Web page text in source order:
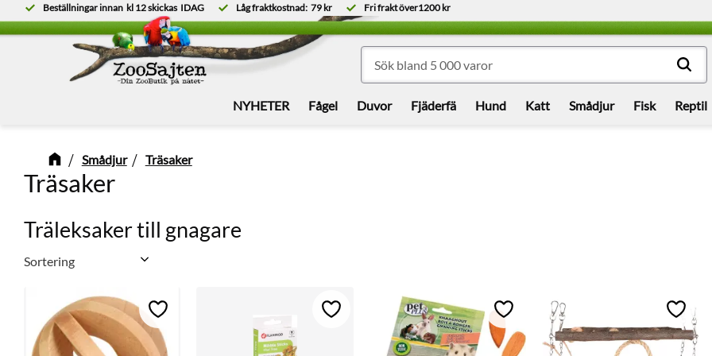
Beställningar innan kl 12skickas IDAG Låg fraktkostnad: 79 kr Fri frakt över1200 kr
NYHETER Fågel Duvor Fjäderfä Hund Katt Smådjur Fisk Reptil
Smådjur Träsaker
Träsaker
Träleksaker till gnagare
Lägg till i favoriter Lägg till i favoriter Lägg till i favoriter Lägg